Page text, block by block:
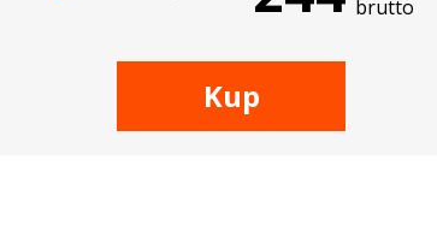
brutto
Kup